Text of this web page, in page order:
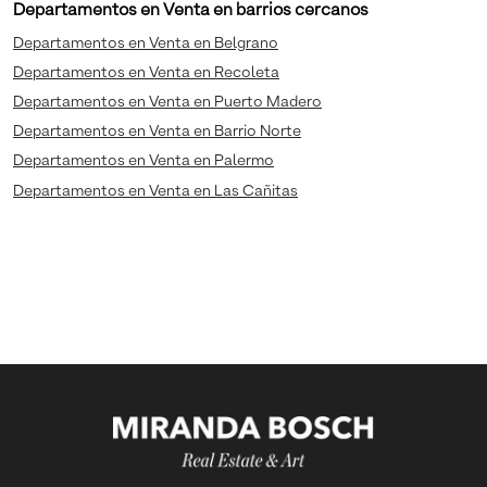
Departamentos en Venta en barrios cercanos
Departamentos en Venta en Belgrano
Departamentos en Venta en Recoleta
Departamentos en Venta en Puerto Madero
Departamentos en Venta en Barrio Norte
Departamentos en Venta en Palermo
Departamentos en Venta en Las Cañitas